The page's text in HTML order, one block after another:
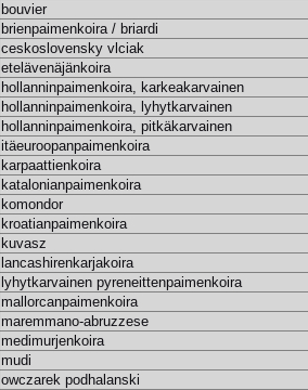
bouvier
brienpaimenkoira / briardi
ceskoslovensky vlciak
etelävenäjänkoira
hollanninpaimenkoira, karkeakarvainen
hollanninpaimenkoira, lyhytkarvainen
hollanninpaimenkoira, pitkäkarvainen
itäeuroopanpaimenkoira
karpaattienkoira
katalonianpaimenkoira
komondor
kroatianpaimenkoira
kuvasz
lancashirenkarjakoira
lyhytkarvainen pyreneittenpaimenkoira
mallorcanpaimenkoira
maremmano-abruzzese
medimurjenkoira
mudi
owczarek podhalanski